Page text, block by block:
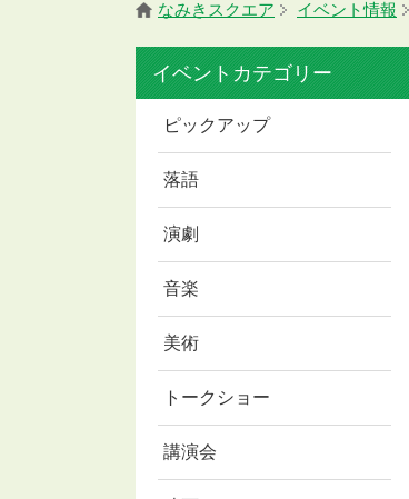
なみきスクエア イベント情報
イベントカテゴリー
ピックアップ
落語
演劇
音楽
美術
トークショー
講演会